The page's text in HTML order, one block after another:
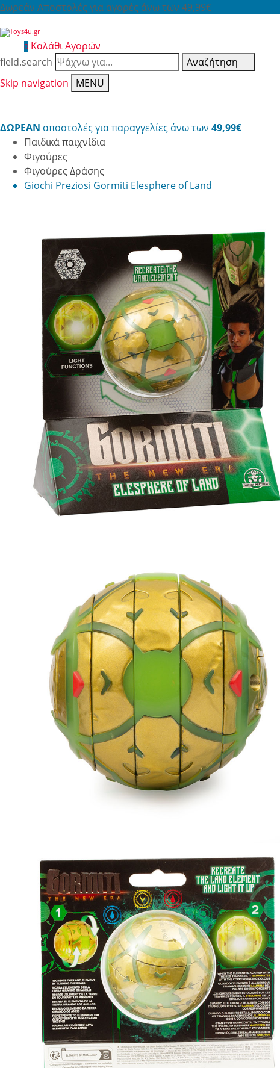
Δωρεάν Αποστολές για αγορές άνω των 49,99€
0 Καλάθι Αγορών
field.search
Αναζήτηση
Skip navigation
MENU
ΔΩΡΕΑΝ αποστολές για παραγγελίες άνω των 49,99€
Παιδικά παιχνίδια
Φιγούρες
Φιγούρες Δράσης
Giochi Preziosi Gormiti Elesphere of Land